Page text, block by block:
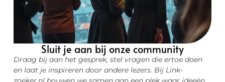
Sluit je aan bij onze community
Draag bij aan het gesprek, stel vragen die ertoe doen
en laat je inspireren door andere lezers. Bij Link-